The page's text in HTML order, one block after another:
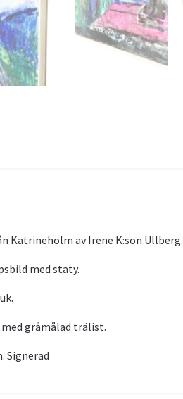
Katrineholm av Irene K:son Ullberg.
med staty.
gråmålad trälist.
Signerad